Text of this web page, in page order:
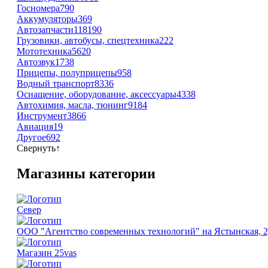
Госномера790
Аккумуляторы369
Автозапчасти118190
Грузовики, автобусы, спецтехника222
Мототехника5620
Автозвук1738
Прицепы, полуприцепы958
Водный транспорт8336
Оснащение, оборудование, аксессуары4338
Автохимия, масла, тюнинг9184
Инструмент3866
Авиация19
Другое692
Свернуть↑
Магазины категории
Север
ООО "Агентство современных технологий" на Ястынская,
Магазин 25vas